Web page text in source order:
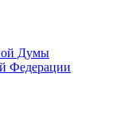
Думы
Федерации